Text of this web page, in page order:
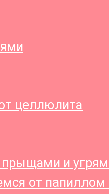
целлюлита
прыщами и
от папиллом